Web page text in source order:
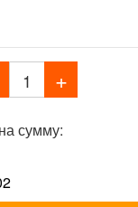
сумму: